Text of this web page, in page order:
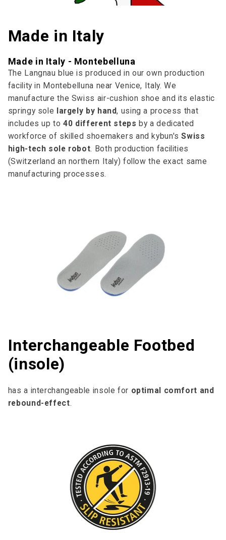
Made in Italy
Made in Italy - Montebelluna
The Langnau blue is produced in our own production
facility in Montebelluna near Venice, Italy. We
manufacture the Swiss air-cushion shoe and its elastic
springy sole
largely by hand, using a process that
includes up to40 different steps by a dedicated
workforce of skilled shoemakers and kybun'sSwiss
high-tech sole robot. Both production facilities
(Switzerland an northern Italy) follow the exact same
manufacturing processes.
Interchangeable Footbed
(insole)
has a interchangeable insole for optimal comfort and
rebound-effect.